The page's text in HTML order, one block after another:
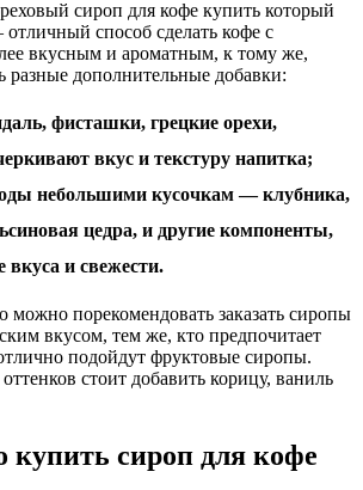
сироп для кофе купить который
способ сделать кофе с
вкусным и ароматным, к тому же,
разные дополнительные добавки:
фисташки, грецкие орехи,
вкус и текстуру напитка;
небольшими кусочкам — клубника,
цедра, и другие компоненты,
и свежести.
можно порекомендовать заказать сиропы
вкусом, тем же, кто предпочитает
подойдут фруктовые сиропы.
стоит добавить корицу, ваниль
купить сироп для кофе